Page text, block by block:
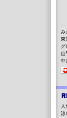
み
東
グ
山
中
人
涼